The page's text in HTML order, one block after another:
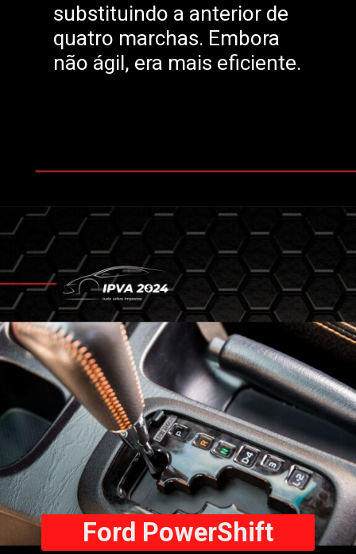
substituindo a anterior de
quatro marchas. Embora
não ágil, era mais eficiente.
Ford PowerShift